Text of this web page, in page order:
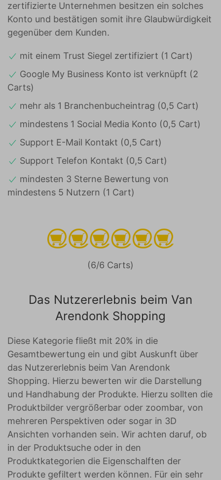
zertifizierte Unternehmen besitzen ein solches
Konto und bestätigen somit ihre Glaubwürdigkeit
gegenüber dem Kunden.
mit einem Trust Siegel zertifiziert (1 Cart)
Google My Business Konto ist verknüpft (2
Carts)
mehr als 1 Branchenbucheintrag (0,5 Cart)
mindestens 1 Social Media Konto (0,5 Cart)
Support E-Mail Kontakt (0,5 Cart)
Support Telefon Kontakt (0,5 Cart)
mindesten 3 Sterne Bewertung von
mindestens 5 Nutzern (1 Cart)
(6/6 Carts)
Das Nutzererlebnis beim Van
Arendonk Shopping
Diese Kategorie fließt mit 20% in die
Gesamtbewertung ein und gibt Auskunft über
das Nutzererlebnis beim Van Arendonk
Shopping. Hierzu bewerten wir die Darstellung
und Handhabung der Produkte. Hierzu sollten die
Produktbilder vergrößerbar oder zoombar, von
mehreren Perspektiven oder sogar in 3D
Ansichten vorhanden sein. Wir achten daruf, ob
in der Produktsuche oder in den
Produktkategorien die Eigenschalften der
Produkte gefiltert werden können. Für ein sehr